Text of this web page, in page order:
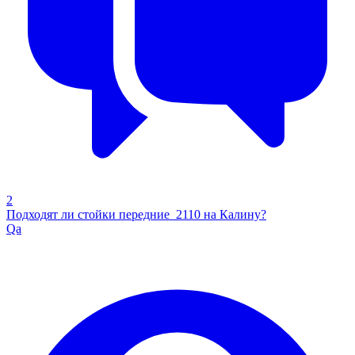
2
Подходят ли стойки передние 2110 на Калину?
Qa